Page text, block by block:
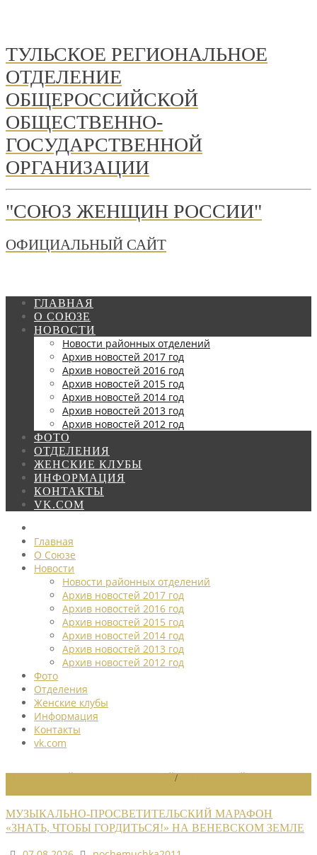
ТУЛЬСКОЕ РЕГИОНАЛЬНОЕ
ОТДЕЛЕНИЕ
ОБЩЕРОССИЙСКОЙ
ОБЩЕСТВЕННО-
ГОСУДАРСТВЕННОЙ
ОРГАНИЗАЦИИ
"СОЮЗ ЖЕНЩИН РОССИИ"
ОФИЦИАЛЬНЫЙ САЙТ
ГЛАВНАЯ
О СОЮЗЕ
НОВОСТИ
Новости районных отделений
Архив новостей 2017 год
Архив новостей 2016 год
Архив новостей 2015 год
Архив новостей 2014 год
Архив новостей 2013 год
Архив новостей 2012 год
ФОТО
ОТДЕЛЕНИЯ
ЖЕНСКИЕ КЛУБЫ
ИНФОРМАЦИЯ
КОНТАКТЫ
VK.COM
Главная
О Союзе
Новости
Новости районных отделений
Архив новостей 2017 год
Архив новостей 2016 год
Архив новостей 2015 год
Архив новостей 2014 год
Архив новостей 2013 год
Архив новостей 2012 год
Фото
Отделения
Женские клубы
Информация
Контакты
vk.com
/
МУЗЫКАЛЬНО-ПРОСВЕТИТЕЛЬСКИЙ МАРАФОН
«ЗНАТЬ, ЧТОБЫ ГОРДИТЬСЯ!» НА ВЕНЕВСКОМ ЗЕМЛЕ